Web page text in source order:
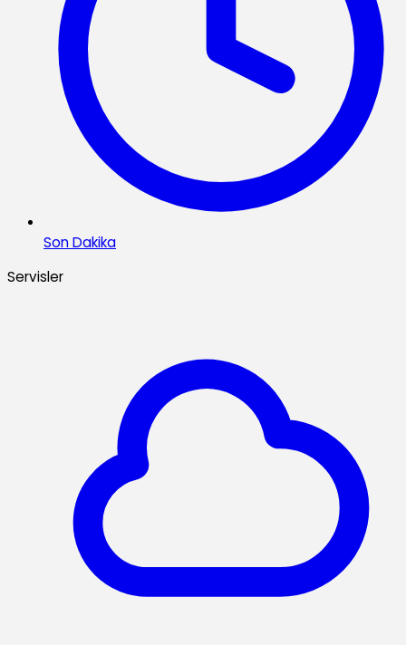
Son Dakika
Servisler